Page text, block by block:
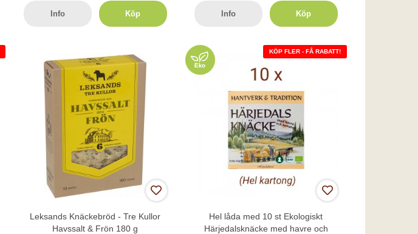
Info Köp Info Köp
Leksands Knäckebröd - Tre Kullor
Havssalt & Frön 180 g
KÖP FLER - FÅ RABATT!
Hel låda med 10 st Ekologiskt
Härjedalsknäcke med havre och